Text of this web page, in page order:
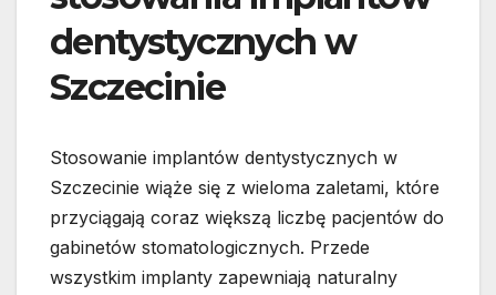
dentystycznych w
Szczecinie
Stosowanie implantów dentystycznych w
Szczecinie wiąże się z wieloma zaletami, które
przyciągają coraz większą liczbę pacjentów do
gabinetów stomatologicznych. Przede
wszystkim implanty zapewniają naturalny